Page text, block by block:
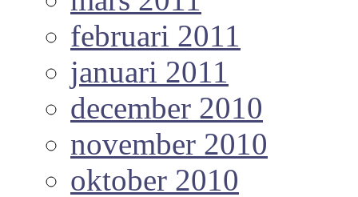
februari 2011
januari 2011
december 2010
november 2010
oktober 2010